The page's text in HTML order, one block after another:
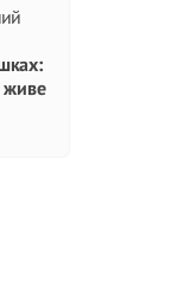
живе